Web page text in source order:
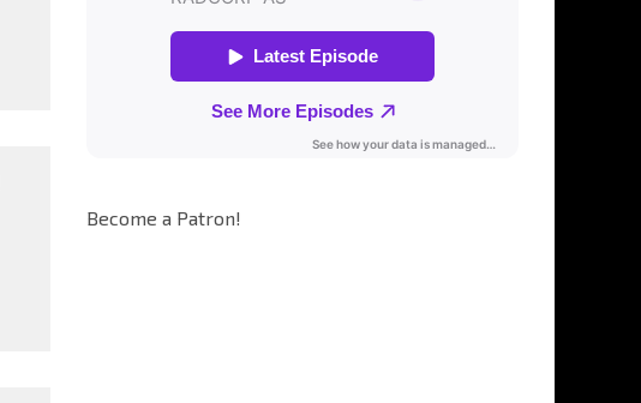
Become a Patron!